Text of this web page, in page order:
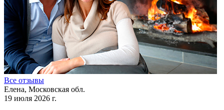
Все отзывы
Елена, Московская обл.
19 июля 2026 г.